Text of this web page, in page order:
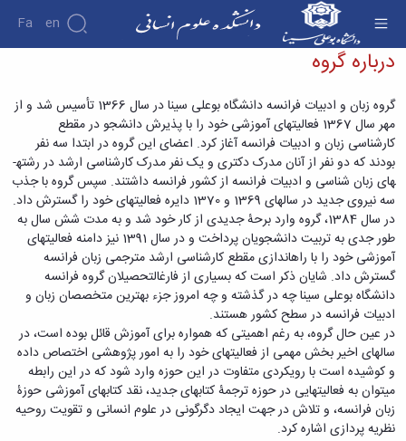
Fa En
دانشکده
درباره
دانشکده
تاریخچه
ریاست
دانشکده
آلبوم
عکس
اطلاعات
تماس
سازمان
دانشکده
معاونت
آموزشی
معاونت
پژوهشی
معاونت
تحصیلات
تکمیلی
پژوهش
نشریات
درباره زبان فرانسه - دانشکده علوم انسانی
درباره گروه
گروه زبان و ادبیات فرانسه دانشگاه بوعلی سینا در سال 1366 تأسیس شد و از
مهر سال 1367 فعالیت­های آموزشی خود را با پذیرش دانشجو در مقطع
کارشناسی زبان و ادبیات فرانسه آغاز کرد. اعضای این گروه در ابتدا سه نفر
بودند که دو نفر از آنان مدرک دکتری و یک نفر مدرک کارشناسی ارشد در رشته­
های زبان شناسی و ادبیات فرانسه از کشور فرانسه داشتند. سپس گروه با جذب
سه نیروی جدید در سالهای 1369 و 1370 دایره فعالیت­های خود را گسترش داد.
در سال 1384، گروه وارد برحۀ جدیدی از کار خود شد و به مدت شش سال به
طور جدی به تربیت دانشجویان پرداخت و در سال 1391 نیز دامنه فعالیت­های
آموزشی خود را با راهاندازی مقطع کارشناسی ارشد مترجمی زبان فرانسه
گسترش داد. شایان ذکر است که بسیاری از فارغ­التحصیلان گروه فرانسه
دانشگاه بوعلی سینا چه در گذشته و چه امروز جزء بهترین متخصصان زبان و
ادبیات فرانسه در سطح کشور هستند.
در عین حال گروه، به رغم اهمیتی که همواره برای آموزش قائل بوده است، در
سال­های اخیر بخش مهمی از فعالیت­های خود را به امور پژوهشی اختصاص داده
و کوشیده است با رویکردی متفاوت در این حوزه وارد شود که در این رابطه
می­توان به فعالیت­هایی در حوزه ترجمۀ کتاب­های جدید، نقد کتاب­های آموزشی حوزۀ
زبان فرانسه، و تلاش در جهت ایجاد دگرگونی در علوم انسانی و تقویت روحیه
نظریه پردازی اشاره کرد.